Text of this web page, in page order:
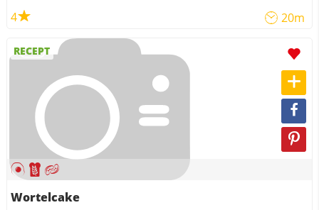
4 20m
RECEPT
Wortelcake